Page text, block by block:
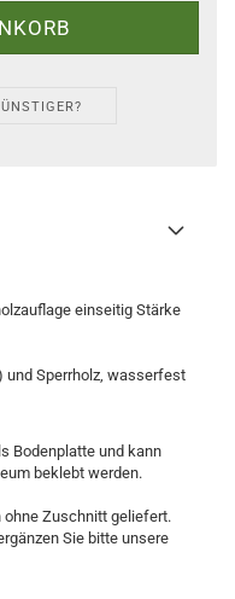
einseitig Stärke
und Sperrholz, wasserfest
Bodenplatte und kann
beklebt werden.
ohne Zuschnitt geliefert.
Sie bitte unsere